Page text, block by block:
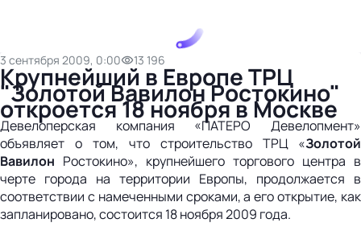
3 сентября 2009, 0:00 13 196
Крупнейший в Европе ТРЦ
"Золотой Вавилон Ростокино"
откроется 18 ноября в Москве
Девелоперская компания «ПАТЕРО Девелопмент»
объявляет о том, что строительство ТРЦ «Золотой
Вавилон Ростокино», крупнейшего торгового центра в
черте города на территории Европы, продолжается в
соответствии с намеченными сроками, а его открытие, как
запланировано, состоится 18 ноября 2009 года.